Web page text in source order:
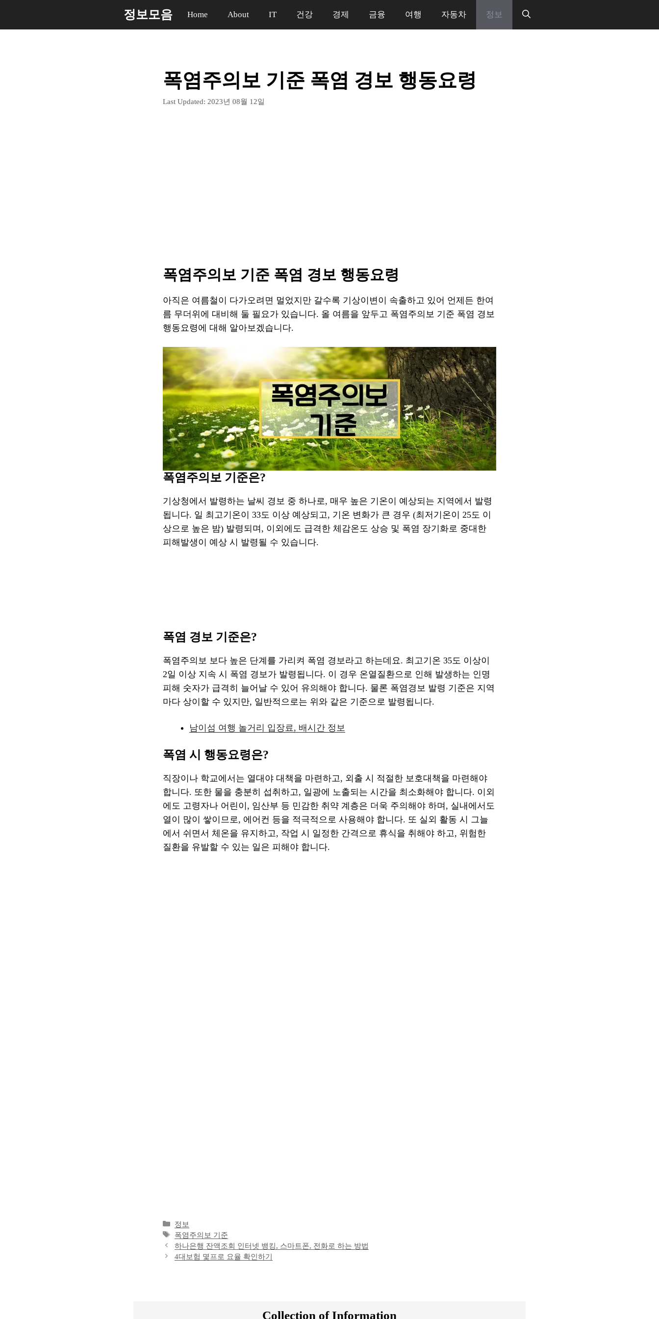
정보모음 Home About IT 건강 경제 금융 여행 자동차 정보
폭염주의보 기준 폭염 경보 행동요령
Last Updated: 2023년 08월 12일
폭염주의보 기준 폭염 경보 행동요령
아직은 여름철이 다가오려면 멀었지만 갈수록 기상이변이 속출하고 있어 언제든 한여
름 무더위에 대비해 둘 필요가 있습니다. 올 여름을 앞두고 폭염주의보 기준 폭염 경보
행동요령에 대해 알아보겠습니다.
폭염주의보 기준은?
기상청에서 발령하는 날씨 경보 중 하나로, 매우 높은 기온이 예상되는 지역에서 발령
됩니다. 일 최고기온이 33도 이상 예상되고, 기온 변화가 큰 경우 (최저기온이 25도 이
상으로 높은 밤) 발령되며, 이외에도 급격한 체감온도 상승 및 폭염 장기화로 중대한
피해발생이 예상 시 발령될 수 있습니다.
폭염 경보 기준은?
폭염주의보 보다 높은 단계를 가리켜 폭염 경보라고 하는데요. 최고기온 35도 이상이
2일 이상 지속 시 폭염 경보가 발령됩니다. 이 경우 온열질환으로 인해 발생하는 인명
피해 숫자가 급격히 늘어날 수 있어 유의해야 합니다. 물론 폭염경보 발령 기준은 지역
마다 상이할 수 있지만, 일반적으로는 위와 같은 기준으로 발령됩니다.
남이섬 여행 놀거리 입장료, 배시간 정보
폭염 시 행동요령은?
직장이나 학교에서는 열대야 대책을 마련하고, 외출 시 적절한 보호대책을 마련해야
합니다. 또한 물을 충분히 섭취하고, 일광에 노출되는 시간을 최소화해야 합니다. 이외
에도 고령자나 어린이, 임산부 등 민감한 취약 계층은 더욱 주의해야 하며, 실내에서도
열이 많이 쌓이므로, 에어컨 등을 적극적으로 사용해야 합니다. 또 실외 활동 시 그늘
에서 쉬면서 체온을 유지하고, 작업 시 일정한 간격으로 휴식을 취해야 하고, 위험한
질환을 유발할 수 있는 일은 피해야 합니다.
카
테
고
리
정보
태
그
폭염주의보 기준
하나은행 잔액조회 인터넷 뱅킹, 스마트폰, 전화로 하는 방법
4대보험 몇프로 요율 확인하기
Collection of Information